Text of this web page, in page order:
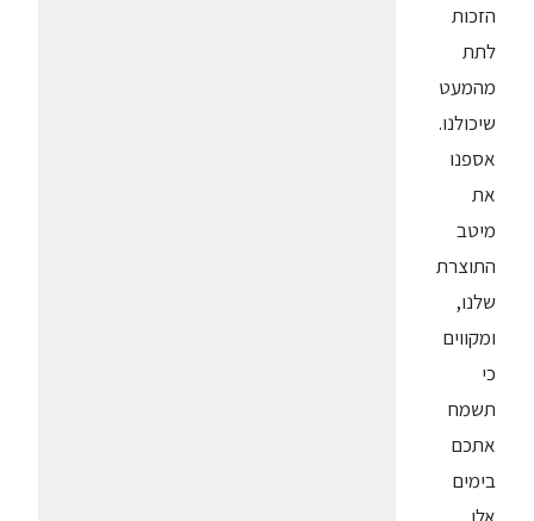
הזכות
לתת
מהמעט
שיכולנו.
אספנו
את
מיטב
התוצרת
שלנו,
ומקווים
כי
תשמח
אתכם
בימים